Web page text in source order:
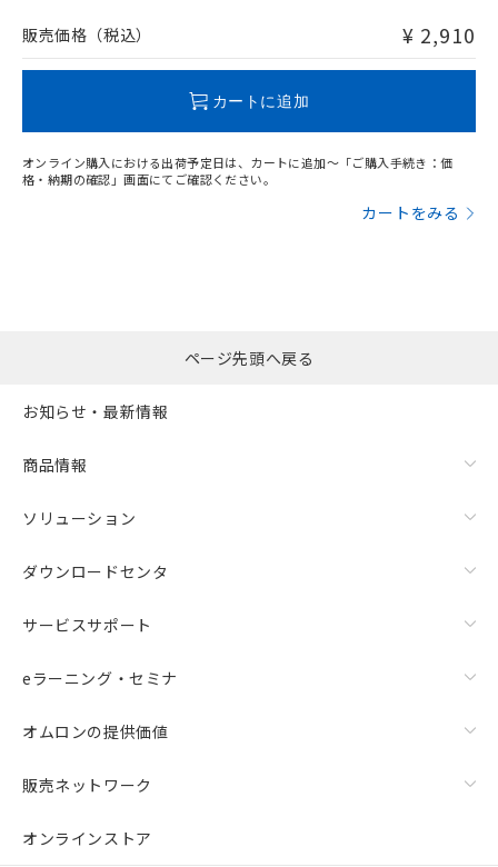
問い合わせください。
販売価格（税込） ¥ 2,910
カートに追加
オンライン購入における出荷予定日は、カートに追加～「ご購入手続き：価
格・納期の確認」画面にてご確認ください。
カートをみる
ページ先頭へ戻る
お知らせ・最新情報
商品情報
ソリューション
ダウンロードセンタ
サービスサポート
eラーニング・セミナ
オムロンの提供価値
販売ネットワーク
オンラインストア